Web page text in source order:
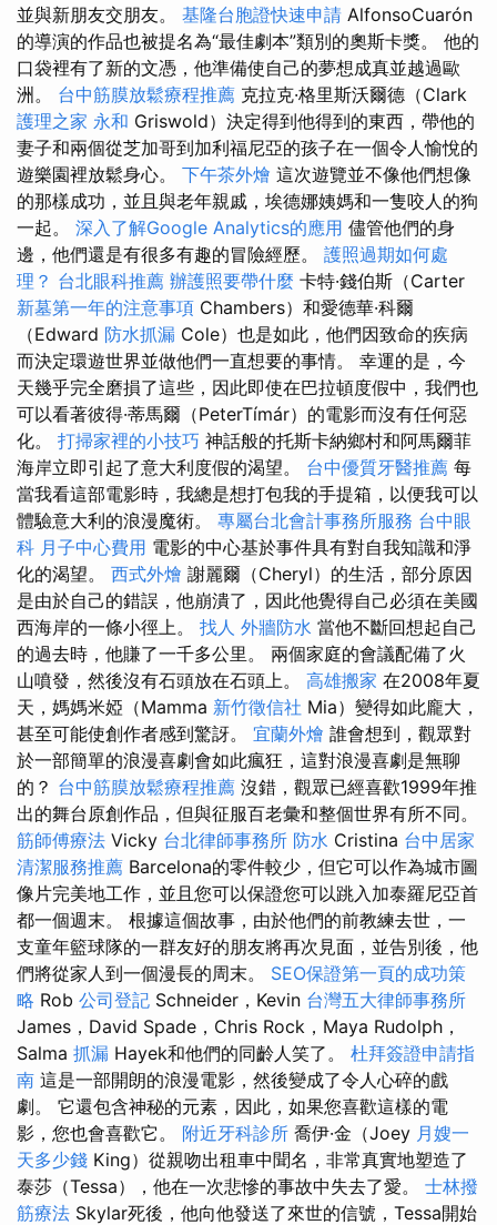
並與新朋友交朋友。 基隆台胞證快速申請 AlfonsoCuarón
的導演的作品也被提名為“最佳劇本”類別的奧斯卡獎。 他的
口袋裡有了新的文憑，他準備使自己的夢想成真並越過歐
洲。 台中筋膜放鬆療程推薦 克拉克·格里斯沃爾德（Clark
護理之家 永和 Griswold）決定得到他得到的東西，帶他的
妻子和兩個從芝加哥到加利福尼亞的孩子在一個令人愉悅的
遊樂園裡放鬆身心。 下午茶外燴 這次遊覽並不像他們想像
的那樣成功，並且與老年親戚，埃德娜姨媽和一隻咬人的狗
一起。 深入了解Google Analytics的應用 儘管他們的身
邊，他們還是有很多有趣的冒險經歷。 護照過期如何處
理？ 台北眼科推薦 辦護照要帶什麼 卡特·錢伯斯（Carter
新墓第一年的注意事項 Chambers）和愛德華·科爾
（Edward 防水抓漏 Cole）也是如此，他們因致命的疾病
而決定環遊世界並做他們一直想要的事情。 幸運的是，今
天幾乎完全磨損了這些，因此即使在巴拉頓度假中，我們也
可以看著彼得·蒂馬爾（PeterTímár）的電影而沒有任何惡
化。 打掃家裡的小技巧 神話般的托斯卡納鄉村和阿馬爾菲
海岸立即引起了意大利度假的渴望。 台中優質牙醫推薦 每
當我看這部電影時，我總是想打包我的手提箱，以便我可以
體驗意大利的浪漫魔術。 專屬台北會計事務所服務 台中眼
科 月子中心費用 電影的中心基於事件具有對自我知識和淨
化的渴望。 西式外燴 謝麗爾（Cheryl）的生活，部分原因
是由於自己的錯誤，他崩潰了，因此他覺得自己必須在美國
西海岸的一條小徑上。 找人 外牆防水 當他不斷回想起自己
的過去時，他賺了一千多公里。 兩個家庭的會議配備了火
山噴發，然後沒有石頭放在石頭上。 高雄搬家 在2008年夏
天，媽媽米婭（Mamma 新竹徵信社 Mia）變得如此龐大，
甚至可能使創作者感到驚訝。 宜蘭外燴 誰會想到，觀眾對
於一部簡單的浪漫喜劇會如此瘋狂，這對浪漫喜劇是無聊
的？ 台中筋膜放鬆療程推薦 沒錯，觀眾已經喜歡1999年推
出的舞台原創作品，但與征服百老彙和整個世界有所不同。
筋師傅療法 Vicky 台北律師事務所 防水 Cristina 台中居家
清潔服務推薦 Barcelona的零件較少，但它可以作為城市圖
像片完美地工作，並且您可以保證您可以跳入加泰羅尼亞首
都一個週末。 根據這個故事，由於他們的前教練去世，一
支童年籃球隊的一群友好的朋友將再次見面，並告別後，他
們將從家人到一個漫長的周末。 SEO保證第一頁的成功策
略 Rob 公司登記 Schneider，Kevin 台灣五大律師事務所
James，David Spade，Chris Rock，Maya Rudolph，
Salma 抓漏 Hayek和他們的同齡人笑了。 杜拜簽證申請指
南 這是一部開朗的浪漫電影，然後變成了令人心碎的戲
劇。 它還包含神秘的元素，因此，如果您喜歡這樣的電
影，您也會喜歡它。 附近牙科診所 喬伊·金（Joey 月嫂一
天多少錢 King）從親吻出租車中聞名，非常真實地塑造了
泰莎（Tessa），他在一次悲慘的事故中失去了愛。 士林撥
筋療法 Skylar死後，他向他發送了來世的信號，Tessa開始